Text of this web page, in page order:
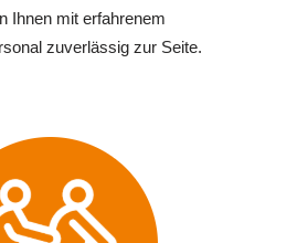
Ihnen mit erfahrenem
zuverlässig zur Seite.